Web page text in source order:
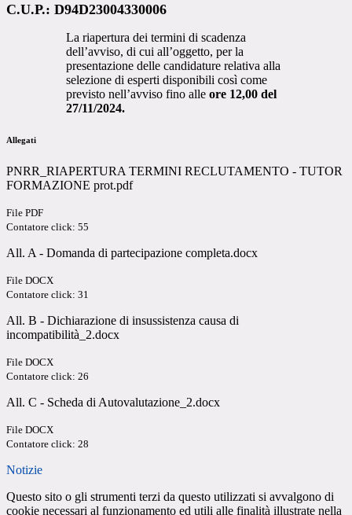
C.U.P.: D94D23004330006
La riapertura dei termini di scadenza
dell’avviso, di cui all’oggetto, per la
presentazione delle candidature relativa alla
selezione di esperti disponibili così come
previsto nell’avviso fino alle ore 12,00 del
27/11/2024.
Allegati
PNRR_RIAPERTURA TERMINI RECLUTAMENTO - TUTOR
FORMAZIONE prot.pdf
File PDF
Contatore click: 55
All. A - Domanda di partecipazione completa.docx
File DOCX
Contatore click: 31
All. B - Dichiarazione di insussistenza causa di
incompatibilità_2.docx
File DOCX
Contatore click: 26
All. C - Scheda di Autovalutazione_2.docx
File DOCX
Contatore click: 28
Notizie
Questo sito o gli strumenti terzi da questo utilizzati si avvalgono di
cookie necessari al funzionamento ed utili alle finalità illustrate nella